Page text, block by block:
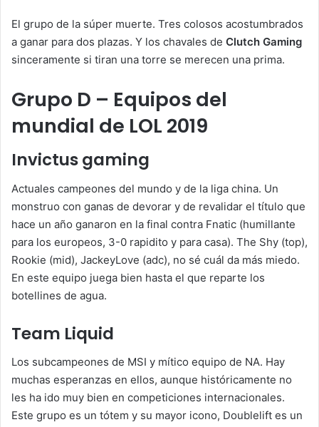
El grupo de la súper muerte. Tres colosos acostumbrados
a ganar para dos plazas. Y los chavales de Clutch Gaming
sinceramente si tiran una torre se merecen una prima.
Grupo D – Equipos del
mundial de LOL 2019
Invictus gaming
Actuales campeones del mundo y de la liga china. Un
monstruo con ganas de devorar y de revalidar el título que
hace un año ganaron en la final contra Fnatic (humillante
para los europeos, 3-0 rapidito y para casa). The Shy (top),
Rookie (mid), JackeyLove (adc), no sé cuál da más miedo.
En este equipo juega bien hasta el que reparte los
botellines de agua.
Team Liquid
Los subcampeones de MSI y mítico equipo de NA. Hay
muchas esperanzas en ellos, aunque históricamente no
les ha ido muy bien en competiciones internacionales.
Este grupo es un tótem y su mayor icono, Doublelift es un